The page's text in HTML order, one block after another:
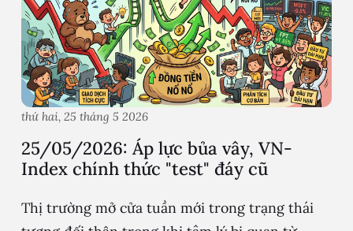
thứ hai, 25 tháng 5 2026
25/05/2026: Áp lực bủa vây, VN-
Index chính thức "test" đáy cũ
Thị trường mở cửa tuần mới trong trạng thái